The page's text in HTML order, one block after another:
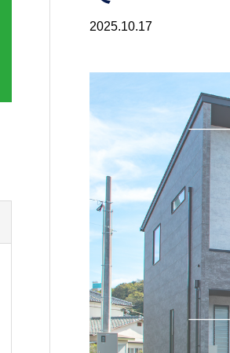
2025.10.17